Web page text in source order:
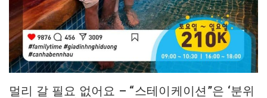
멀리 갈 필요 없어요 – “스테이케이션”은 ‘분위